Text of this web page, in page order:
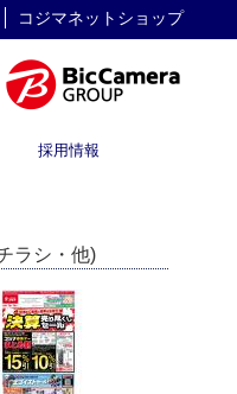
コジマネットショップ
採用情報
ラシ・他)